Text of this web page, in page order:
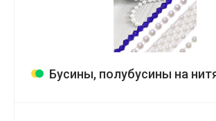
Бусины, полубусины на